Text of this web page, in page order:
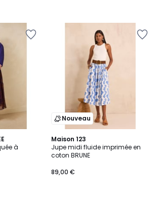
à
Nouveau
Maison 123
Jupe midi fluide imprimée en
coton BRUNE
89,00 €